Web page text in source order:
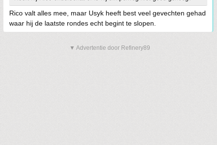
Rico valt alles mee, maar Usyk heeft best veel gevechten gehad
waar hij de laatste rondes echt begint te slopen.
▼ Advertentie door Refinery89